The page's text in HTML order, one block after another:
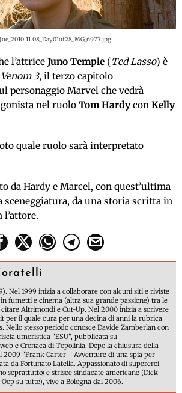
l’attrice Juno Temple ( Ted Lasso) è
Venom 3, il terzo capitolo
personaggio Marvel che vedrà
nel ruolo Tom Hardy con Kelly
quale ruolo sarà interpretato
da Hardy e Marcel, con quest’ultima
sceneggiatura, da una storia scritta in
l’attore.
Nel 1999 inizia a collaborare con alcuni siti e riviste
fumetti e cinema (altra sua grande passione) tra le
citare Altrimondi e Cut-Up. Nel 2000 inizia a scrivere
per il quale cura per una decina di anni la rubrica
Nello stesso periodo conosce Davide Zamberlan con
umoristica "ESU", pubblicata su
e Cronaca di Topolinia. Dopo la chiusura della
2009 "Frank Carter - Avventure di una spia per
da Fortunato Latella. Appassionato di supereroi
soprattutto) e strisce sindacate americane (Dick
su tutte), vive a Bologna dal 2006.